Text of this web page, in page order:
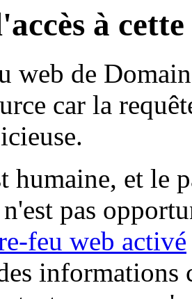
à
web de
car la
humaine, et le
pas
feu web activé
informations